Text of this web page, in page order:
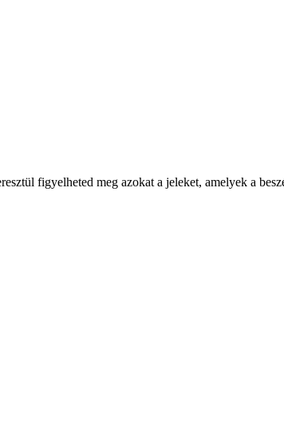
figyelheted meg azokat a jeleket, amelyek a